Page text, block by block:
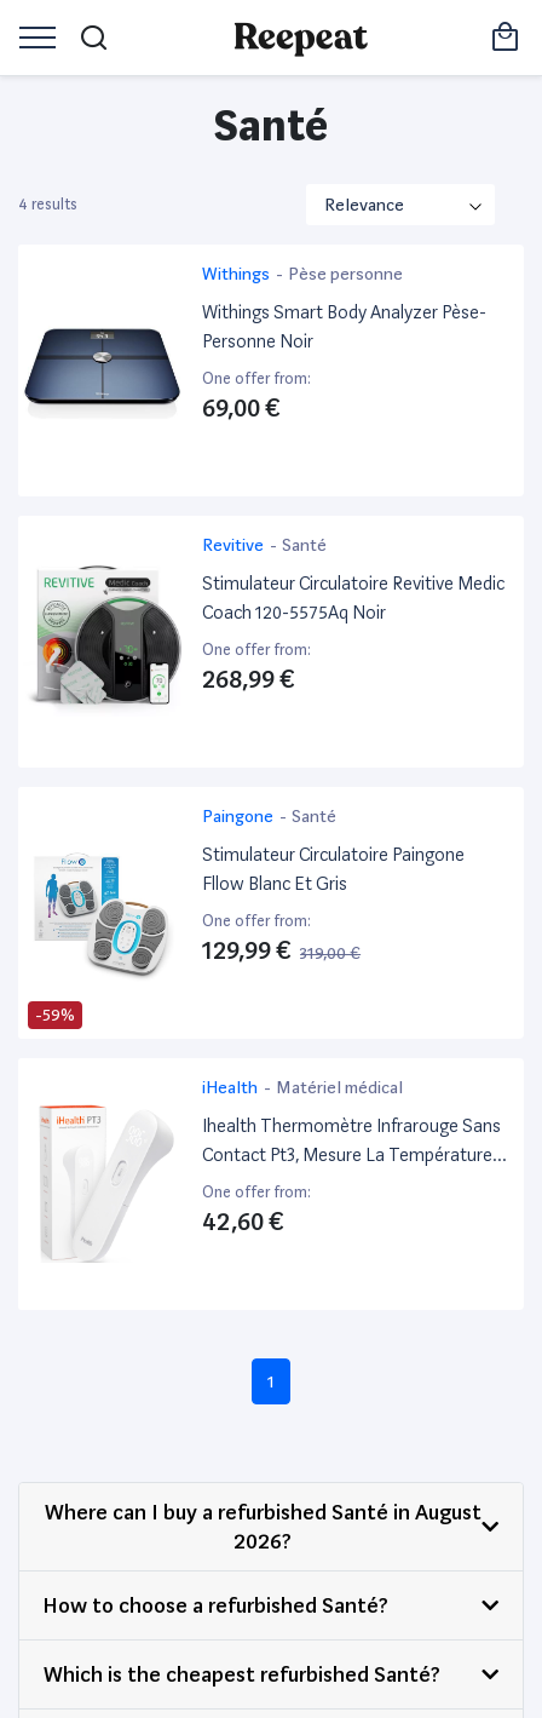
Santé
4 results
Withings - Pèse personne
Withings Smart Body Analyzer Pèse-
Personne Noir
One offer from:
69,00 €
Revitive - Santé
Stimulateur Circulatoire Revitive Medic
Coach 120-5575Aq Noir
One offer from:
268,99 €
-59%
Paingone - Santé
Stimulateur Circulatoire Paingone
Fllow Blanc Et Gris
One offer from:
129,99 € 319,00 €
iHealth - Matériel médical
Ihealth Thermomètre Infrarouge Sans
Contact Pt3, Mesure La Température
De Toute La Famille De Façon
Hygiénique, Indolore Et Avec Une Très
One offer from:
42,60 €
1
Where can I buy a refurbished Santé in August
2026?
How to choose a refurbished Santé?
Which is the cheapest refurbished Santé?